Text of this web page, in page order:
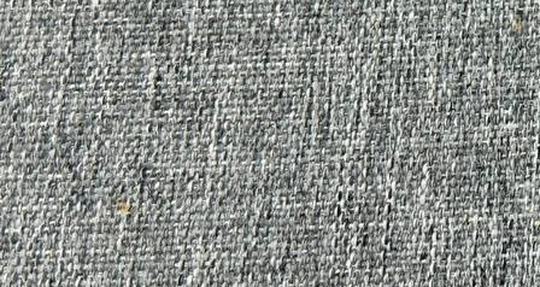
проведении оперативных мероприятий его задержали.
Похищенный гаджет был изъят.
В отношении кондуктора было возбуждено уголовное дело.
Сотрудники полиции вернули потерпевшему похищенное.
Читайте также
08.08 11:40
Житель Абакана за убийство двух лосих получил 3 года
условно и штраф 800 тысяч рублей
08.08 10:42
Спасатели ищут на реке Кан пропавших накануне мужчину,